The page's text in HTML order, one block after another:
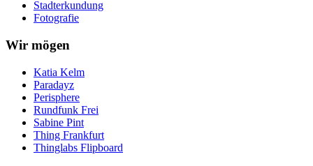
Stadterkundung
Fotografie
Wir mögen
Katia Kelm
Paradayz
Perisphere
Rundfunk Frei
Sabine Pint
Thing Frankfurt
Thinglabs Flipboard